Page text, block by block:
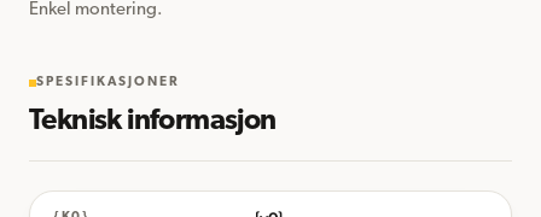
Enkel montering.
SPESIFIKASJONER
Teknisk informasjon